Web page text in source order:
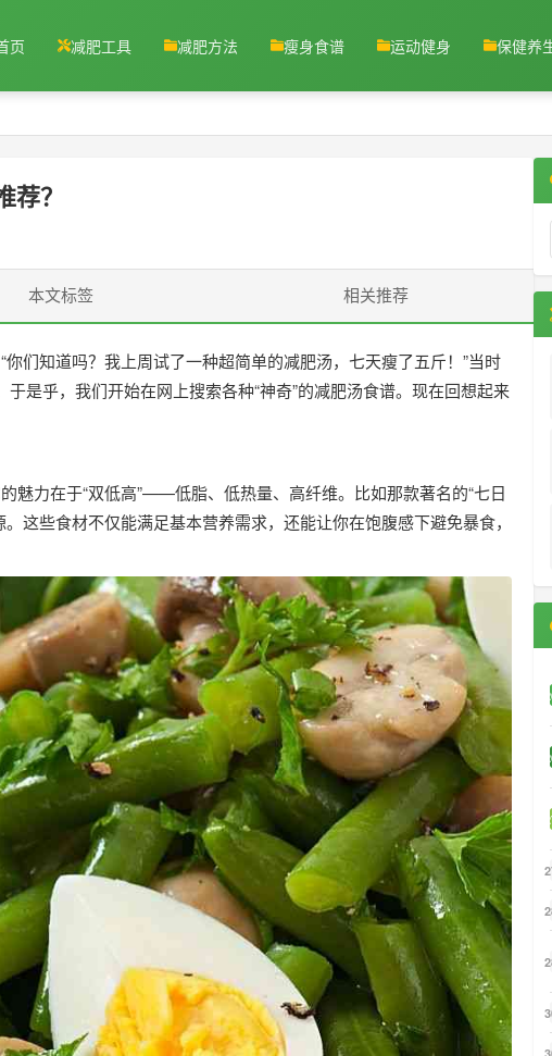
页 减肥工具 减肥方法 瘦身食谱 运动健身 保健养
？
本文标签 相关推荐
们知道吗？我上周试了一种超简单的减肥汤，七天瘦了五斤！”当时
是乎，我们开始在网上搜索各种“神奇”的减肥汤食谱。现在回想起来
魅力在于“双低高”——低脂、低热量、高纤维。比如那款著名的“七日
这些食材不仅能满足基本营养需求，还能让你在饱腹感下避免暴食，